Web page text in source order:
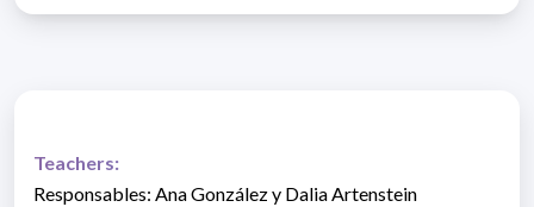
Teachers:
Responsables: Ana González y Dalia Artenstein